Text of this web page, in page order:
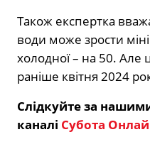
Також експертка
води може зрости
холодної – на 50. Але
раніше квітня 2024
Слідкуйте за
каналі Субота